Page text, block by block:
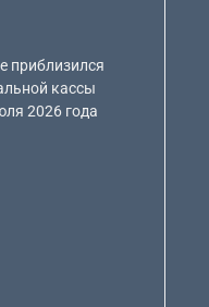
приблизился
кассы
2026 года